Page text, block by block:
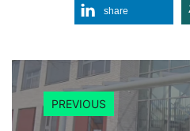
share
PREVIOUS